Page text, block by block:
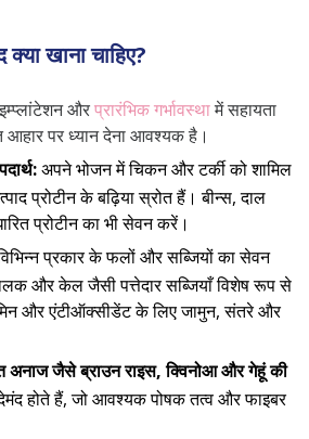
क्या खाना चाहिए?
औरप्रारंभिक गर्भावस्थामें सहायता
पर ध्यान देना आवश्यक है।
अपने भोजन में चिकन और टर्की को शामिल
प्रोटीन के बढ़िया स्रोत हैं। बीन्स, दाल
प्रोटीन का भी सेवन करें।
प्रकार के फलों और सब्जियों का सेवन
और केल जैसी पत्तेदार सब्जियाँ विशेष रूप से
और एंटीऑक्सीडेंट के लिए जामुन, संतरे और
अनाज जैसे ब्राउन राइस, क्विनोआ और गेहूं की
होते हैं, जो आवश्यक पोषक तत्व और फाइबर